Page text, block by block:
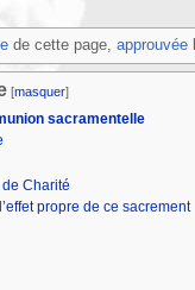
de cette page,approuvée
[masquer]
sacramentelle
Charité
propre de ce sacrement